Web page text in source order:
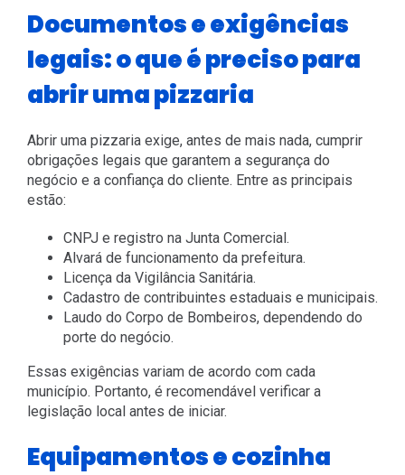
Documentos e exigências
legais: o que é preciso para
abrir uma pizzaria
Abrir uma pizzaria exige, antes de mais nada, cumprir
obrigações legais que garantem a segurança do
negócio e a confiança do cliente. Entre as principais
estão:
CNPJ e registro na Junta Comercial.
Alvará de funcionamento da prefeitura.
Licença da Vigilância Sanitária.
Cadastro de contribuintes estaduais e municipais.
Laudo do Corpo de Bombeiros, dependendo do
porte do negócio.
Essas exigências variam de acordo com cada
município. Portanto, é recomendável verificar a
legislação local antes de iniciar.
Equipamentos e cozinha